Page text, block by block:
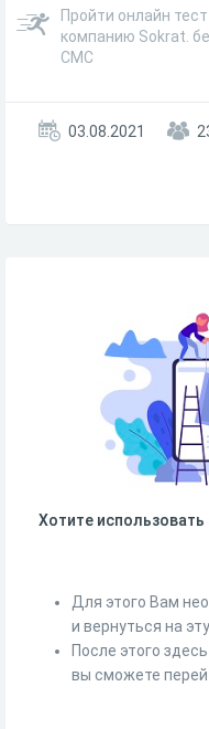
Пройти онлайн
компанию Sokrat.
СМС
03.08.2021
Хотите использовать
Для этого Вам
и вернуться на
После этого
вы сможете